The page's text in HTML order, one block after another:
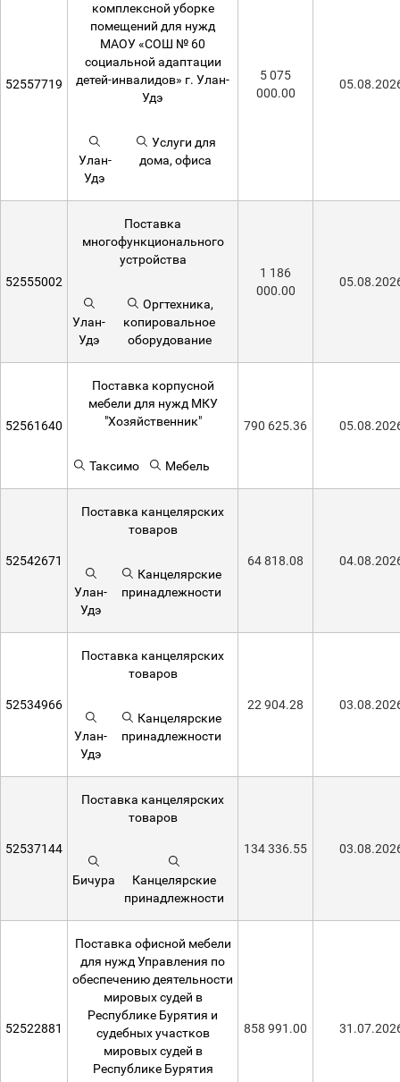
52557719
комплексной уборке
помещений для нужд
МАОУ «СОШ № 60
социальной адаптации
детей-инвалидов» г. Улан-
Удэ
Улан-
Удэ
Услуги для
дома, офиса
5 075
000.00
52555002
Поставка
многофункционального
устройства
Улан-
Удэ
Оргтехника,
копировальное
оборудование
1 186
000.00
52561640
Поставка корпусной
мебели для нужд МКУ
"Хозяйственник"
Таксимо Мебель
790 625.36
52542671
Поставка канцелярских
товаров
Улан-
Удэ
Канцелярские
принадлежности
64 818.08
52534966
Поставка канцелярских
товаров
Улан-
Удэ
Канцелярские
принадлежности
22 904.28
52537144
Поставка канцелярских
товаров
Бичура
Канцелярские
принадлежности
134 336.55
52522881
Поставка офисной мебели
для нужд Управления по
обеспечению деятельности
мировых судей в
Республике Бурятия и
судебных участков
мировых судей в
Республике Бурятия
858 991.00